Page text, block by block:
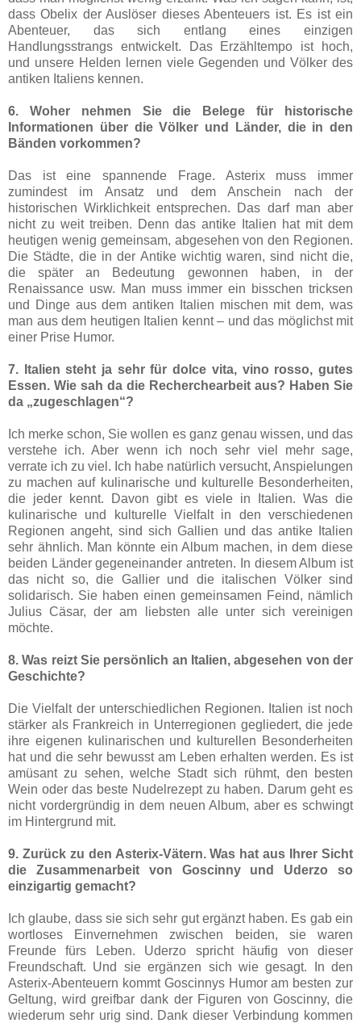
dass Obelix der Auslöser dieses Abenteuers ist. Es ist ein
Abenteuer, das sich entlang eines einzigen
Handlungsstrangs entwickelt. Das Erzähltempo ist hoch,
und unsere Helden lernen viele Gegenden und Völker des
antiken Italiens kennen.
6. Woher nehmen Sie die Belege für historische
Informationen über die Völker und Länder, die in den
Bänden vorkommen?
Das ist eine spannende Frage. Asterix muss immer
zumindest im Ansatz und dem Anschein nach der
historischen Wirklichkeit entsprechen. Das darf man aber
nicht zu weit treiben. Denn das antike Italien hat mit dem
heutigen wenig gemeinsam, abgesehen von den Regionen.
Die Städte, die in der Antike wichtig waren, sind nicht die,
die später an Bedeutung gewonnen haben, in der
Renaissance usw. Man muss immer ein bisschen tricksen
und Dinge aus dem antiken Italien mischen mit dem, was
man aus dem heutigen Italien kennt – und das möglichst mit
einer Prise Humor.
7. Italien steht ja sehr für dolce vita, vino rosso, gutes
Essen. Wie sah da die Recherchearbeit aus? Haben Sie
da „zugeschlagen“?
Ich merke schon, Sie wollen es ganz genau wissen, und das
verstehe ich. Aber wenn ich noch sehr viel mehr sage,
verrate ich zu viel. Ich habe natürlich versucht, Anspielungen
zu machen auf kulinarische und kulturelle Besonderheiten,
die jeder kennt. Davon gibt es viele in Italien. Was die
kulinarische und kulturelle Vielfalt in den verschiedenen
Regionen angeht, sind sich Gallien und das antike Italien
sehr ähnlich. Man könnte ein Album machen, in dem diese
beiden Länder gegeneinander antreten. In diesem Album ist
das nicht so, die Gallier und die italischen Völker sind
solidarisch. Sie haben einen gemeinsamen Feind, nämlich
Julius Cäsar, der am liebsten alle unter sich vereinigen
möchte.
8. Was reizt Sie persönlich an Italien, abgesehen von der
Geschichte?
Die Vielfalt der unterschiedlichen Regionen. Italien ist noch
stärker als Frankreich in Unterregionen gegliedert, die jede
ihre eigenen kulinarischen und kulturellen Besonderheiten
hat und die sehr bewusst am Leben erhalten werden. Es ist
amüsant zu sehen, welche Stadt sich rühmt, den besten
Wein oder das beste Nudelrezept zu haben. Darum geht es
nicht vordergründig in dem neuen Album, aber es schwingt
im Hintergrund mit.
9. Zurück zu den Asterix-Vätern. Was hat aus Ihrer Sicht
die Zusammenarbeit von Goscinny und Uderzo so
einzigartig gemacht?
Ich glaube, dass sie sich sehr gut ergänzt haben. Es gab ein
wortloses Einvernehmen zwischen beiden, sie waren
Freunde fürs Leben. Uderzo spricht häufig von dieser
Freundschaft. Und sie ergänzen sich wie gesagt. In den
Asterix-Abenteuern kommt Goscinnys Humor am besten zur
Geltung, wird greifbar dank der Figuren von Goscinny, die
wiederum sehr urig sind. Dank dieser Verbindung kommen